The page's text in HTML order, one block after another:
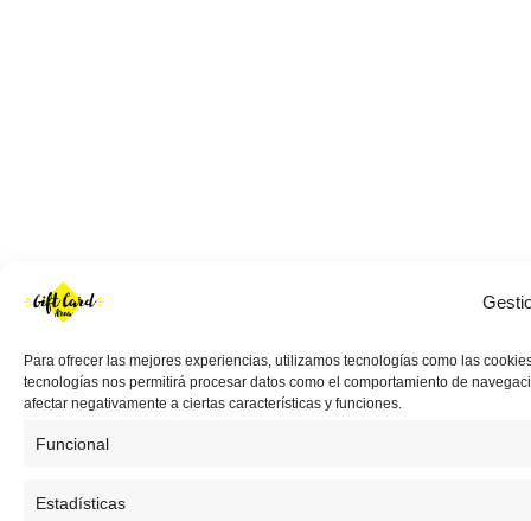
Para ofrecer las mejores experiencias, utilizamos tecnologías como las
tecnologías nos permitirá procesar datos como el comportamiento de
afectar negativamente a ciertas características y funciones.
Funcional
Estadísticas